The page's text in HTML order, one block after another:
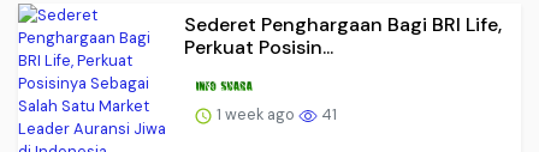
Sederet Penghargaan Bagi BRI Life,
Perkuat Posisin...
1 week ago 41